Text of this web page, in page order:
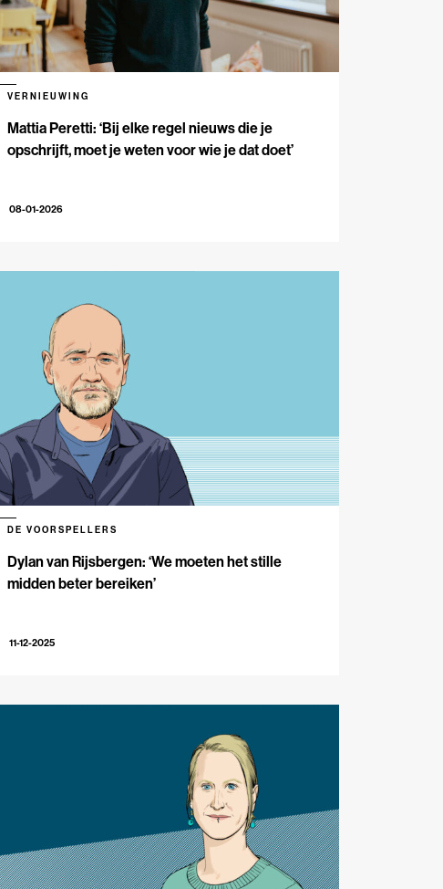
Mattia Peretti: ‘Bij elke regel nieuws die je
opschrijft, moet je weten voor wie je dat doet’
VERNIEUWING
08-01-2026
Dylan van Rijsbergen: ‘We moeten het stille
midden beter bereiken’
DE VOORSPELLERS
11-12-2025